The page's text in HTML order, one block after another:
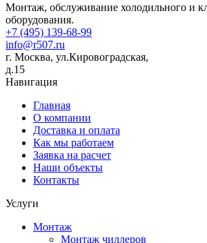
Монтаж, обслуживание холодильного и
оборудования.
+7 (495) 139-68-99
info@r507.ru
г. Москва, ул.Кировоградская,
д.15
Навигация
Главная
О компании
Доставка и оплата
Как мы работаем
Заявка на расчет
Наши объекты
Контакты
Услуги
Монтаж
Монтаж чиллеров